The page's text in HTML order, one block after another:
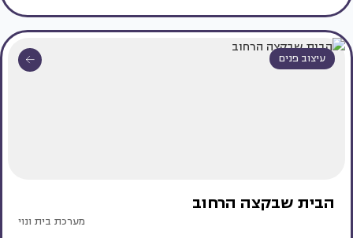
עיצוב פנים
הבית שבקצה הרחוב
מערכת בית ונוי